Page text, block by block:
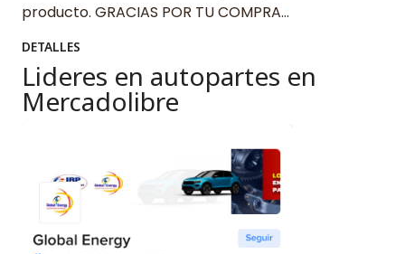
producto. GRACIAS POR TU COMPRA…
DETALLES
Lideres en autopartes en
Mercadolibre